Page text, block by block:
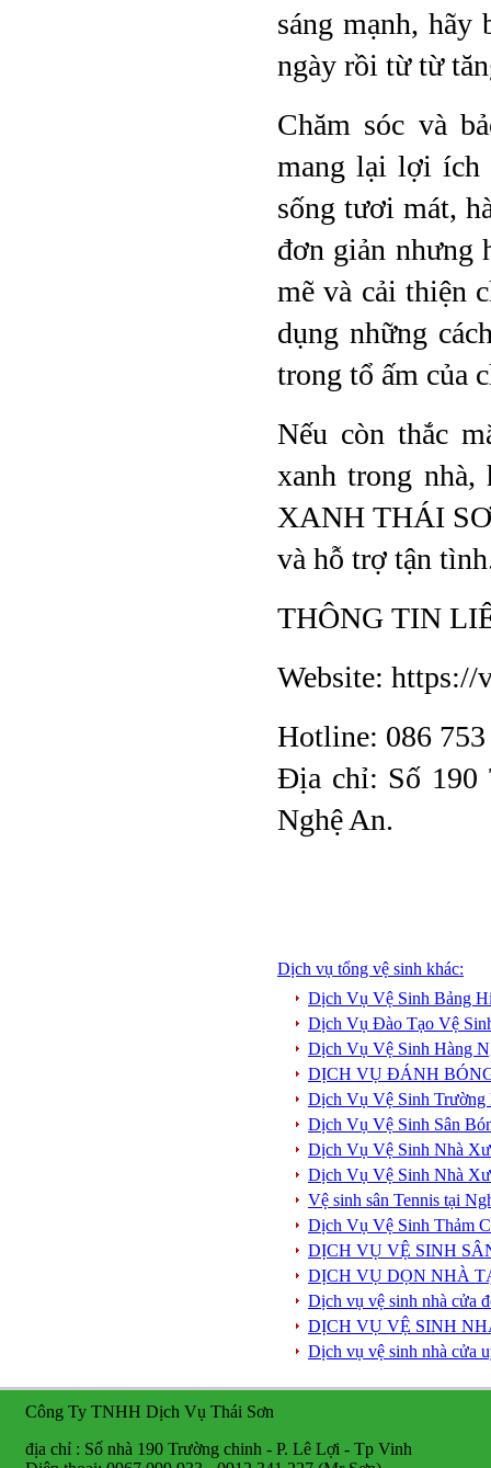
sáng mạnh, hãy
ngày rồi từ từ
Chăm sóc và
mang lại lợi ích
sống tươi mát,
đơn giản nhưng
mẽ và cải thiện
dụng những
trong tổ ấm của
Nếu còn thắc
xanh trong
XANH THÁI
và hỗ trợ tận
THÔNG TIN
Website: https://
Hotline: 086
Địa chỉ: Số 190
Nghệ An.
Dịch vụ tổng vệ sinh khác:
Dịch Vụ Vệ Sinh Bảng
Dịch Vụ Đào Tạo Vệ
Dịch Vụ Vệ Sinh Hàng
DỊCH VỤ ĐÁNH
Dịch Vụ Vệ Sinh
Dịch Vụ Vệ Sinh Sân
Dịch Vụ Vệ Sinh Nhà
Dịch Vụ Vệ Sinh Nhà
Vệ sinh sân Tennis tại
Dịch Vụ Vệ Sinh Thảm
DỊCH VỤ VỆ SINH
DỊCH VỤ DỌN NHÀ
Dịch vụ vệ sinh nhà cửa
DỊCH VỤ VỆ SINH
Dịch vụ vệ sinh nhà cửa
Công Ty TNHH Dịch Vụ Thái Sơn
địa chỉ : Số nhà 190 Trường chinh - P. Lê Lợi - Tp Vinh